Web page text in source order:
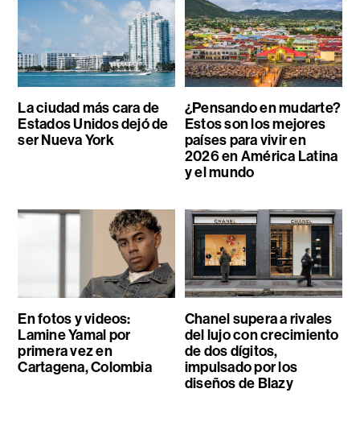
La ciudad más cara de
Estados Unidos dejó de
ser Nueva York
¿Pensando en mudarte?
Estos son los mejores
países para vivir en
2026 en América Latina
y el mundo
En fotos y videos:
Lamine Yamal por
primera vez en
Cartagena, Colombia
Chanel supera a rivales
del lujo con crecimiento
de dos dígitos,
impulsado por los
diseños de Blazy